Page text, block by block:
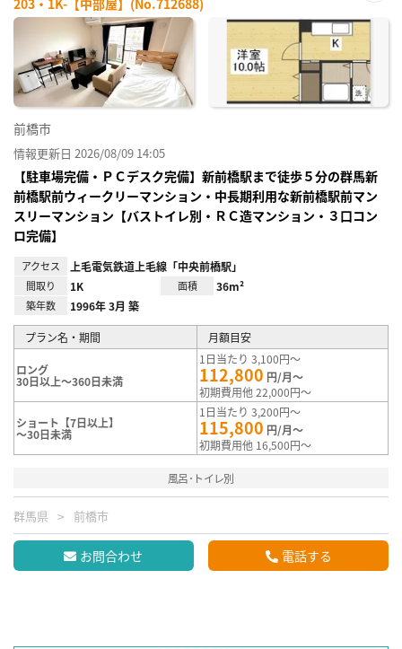
に入
前橋市
情報更新日 2026/08/09 14:05
【駐車場完備・ＰＣデスク完備】新前橋駅まで徒歩５分の群馬新
前橋駅前ウィークリーマンション・中長期利用な新前橋駅前マン
スリーマンション【バストイレ別・ＲＣ造マンション・３口コン
ロ完備】
アクセス 上毛電気鉄道上毛線「中央前橋駅」
間取り 1K 面積 36m²
築年数 1996年 3月 築
プラン名・期間 月額目安
ロング
30日以上～360日未満
1日当たり 3,100円～
112,800 円/月～
初期費用他 22,000円～
ショート【7日以上】
～30日未満
1日当たり 3,200円～
115,800 円/月～
初期費用他 16,500円～
風呂･トイレ別
群馬県 前橋市
お問合わせ 電話する